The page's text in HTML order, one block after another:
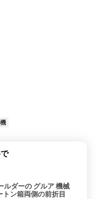
ルダーの グルア 機械
ン箱両側の前折目